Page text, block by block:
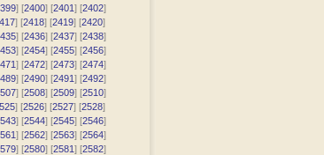
] [2400] [2401] [2402]
] [2418] [2419] [2420]
] [2436] [2437] [2438]
] [2454] [2455] [2456]
] [2472] [2473] [2474]
] [2490] [2491] [2492]
] [2508] [2509] [2510]
] [2526] [2527] [2528]
] [2544] [2545] [2546]
] [2562] [2563] [2564]
] [2580] [2581] [2582]